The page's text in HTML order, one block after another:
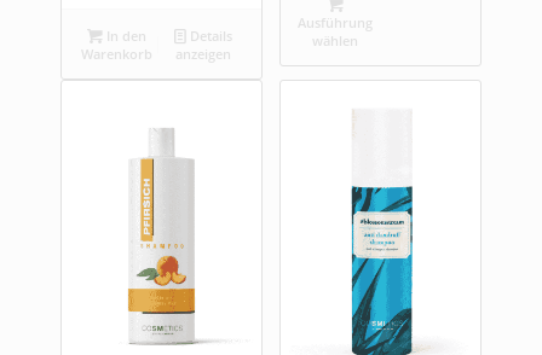
In den
Warenkorb
Details
anzeigen
Ausführung
wählen